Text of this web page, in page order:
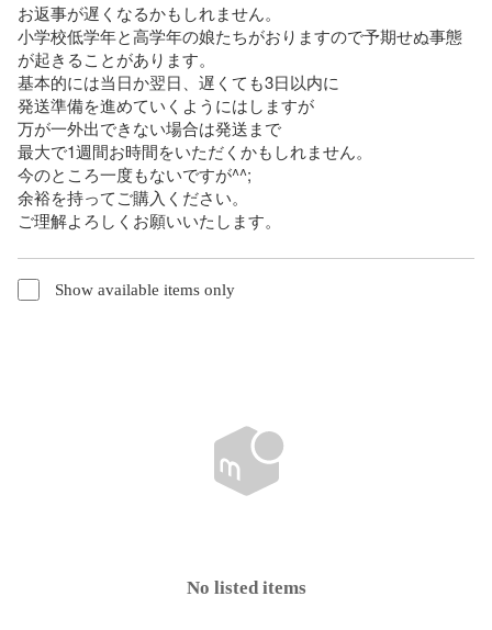
お返事が遅くなるかもしれません。
小学校低学年と高学年の娘たちがおりますので予期せぬ事態
が起きることがあります。
基本的には当日か翌日、遅くても3日以内に
発送準備を進めていくようにはしますが
万が一外出できない場合は発送まで
最大で1週間お時間をいただくかもしれません。
今のところ一度もないですが^^;
余裕を持ってご購入ください。
ご理解よろしくお願いいたします。
Show available items only
No listed items